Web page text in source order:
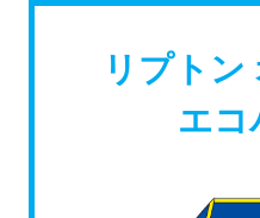
リプト
エ